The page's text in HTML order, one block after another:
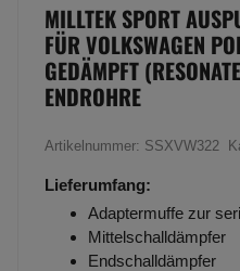
MILLTEK SPORT
FÜR VOLKSWAGEN
GEDÄMPFT
ENDROHRE
Artikelnummer: SSXVW322
Lieferumfang:
Adaptermuffe zur
Mittelschalldämpfer
Endschalldämpfer